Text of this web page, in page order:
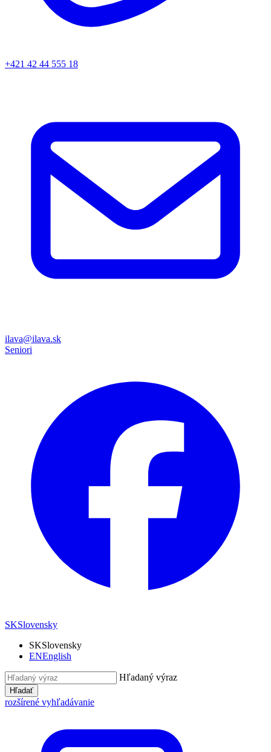
+421 42 44 555 18
ilava@ilava.sk
Seniori
SKSlovensky
SKSlovensky
ENEnglish
Hľadaný výraz
Hľadať
rozšírené vyhľadávanie